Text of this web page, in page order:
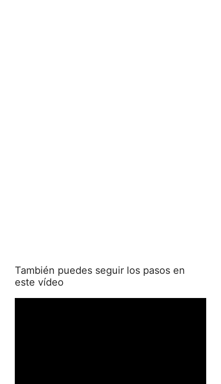
También puedes seguir los pasos en
este vídeo